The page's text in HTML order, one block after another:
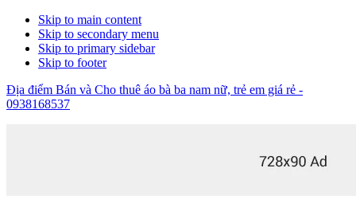
Skip to main content
Skip to secondary menu
Skip to primary sidebar
Skip to footer
Địa điểm Bán và Cho thuê áo bà ba nam nữ, trẻ em giá rẻ -
0938168537